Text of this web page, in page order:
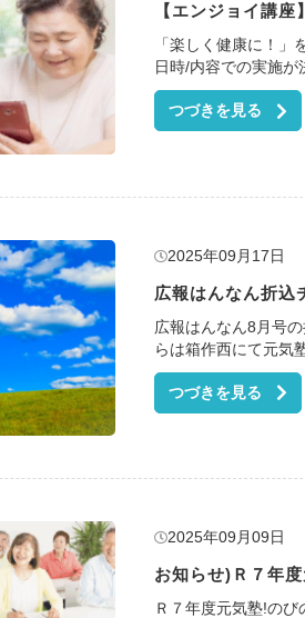
【エンジョイ講
「楽しく健康に！
日時/内容での実施
つづきを見る
2025年09月17日
広報はんなん折込
広報はんなん8月号
らは箱作西にて元気
つづきを見る
2025年09月09日
お知らせ)Ｒ７年
Ｒ７年度元気塾!の